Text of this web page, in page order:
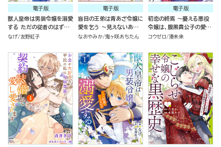
電子版
獣人皇帝は男装令嬢を溺愛
する ただの従者のはずで
すが！ コミック版 （1）
なげ 友野紅子
電子版
盲目の王弟は青あざ令嬢に
愛を乞う ～見えないあな
たと醜い私～ コミック版
なおやみか 鬼ヶ咲あちたん
電子版
初恋の終焉 ～憂える悪役
令嬢は、腹黒貴公子の愛に
絡めとられる～ コミック版
コウゼロ 湊未来